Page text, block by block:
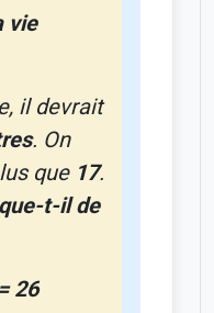
vie
il devrait
. On
que 17.
t-il de
26